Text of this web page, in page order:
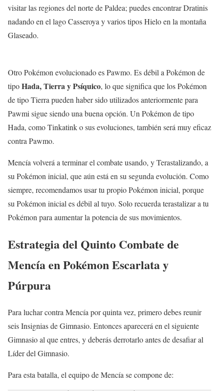
visitar las regiones del norte de Paldea; puedes encontrar Dratinis
nadando en el lago Casseroya y varios tipos Hielo en la montaña
Glaseado.
Otro Pokémon evolucionado es Pawmo. Es débil a Pokémon de
tipoHada, Tierra y Psíquico, lo que significa que los Pokémon
de tipo Tierra pueden haber sido utilizados anteriormente para
Pawmi sigue siendo una buena opción. Un Pokémon de tipo
Hada, como Tinkatink o sus evoluciones, también será muy eficaz
contra Pawmo.
Mencía volverá a terminar el combate usando, y Terastalizando, a
su Pokémon inicial, que aún está en su segunda evolución. Como
siempre, recomendamos usar tu propio Pokémon inicial, porque
su Pokémon inicial es débil al tuyo. Solo recuerda terastalizar a tu
Pokémon para aumentar la potencia de sus movimientos.
Estrategia del Quinto Combate de
Mencía en Pokémon Escarlata y
Púrpura
Para luchar contra Mencía por quinta vez, primero debes reunir
seis Insignias de Gimnasio. Entonces aparecerá en el siguiente
Gimnasio al que entres, y deberás derrotarlo antes de desafiar al
Líder del Gimnasio.
Para esta batalla, el equipo de Mencía se compone de: